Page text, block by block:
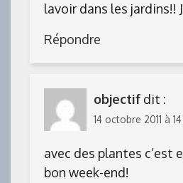
lavoir dans les jardins!!
Répondre
objectif dit :
14 octobre 2011 à
avec des plantes c’est
bon week-end!